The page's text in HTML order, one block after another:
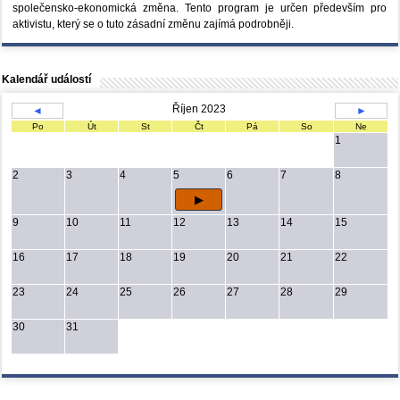
společensko-ekonomická změna. Tento program je určen především pro
aktivistu, který se o tuto zásadní změnu zajímá podrobněji.
Kalendář událostí
◄ Říjen 2023 ►
Po Út St Čt Pá So Ne
1
2 3 4 5 6 7 8
9 10 11 12 13 14 15
16 17 18 19 20 21 22
23 24 25 26 27 28 29
30 31